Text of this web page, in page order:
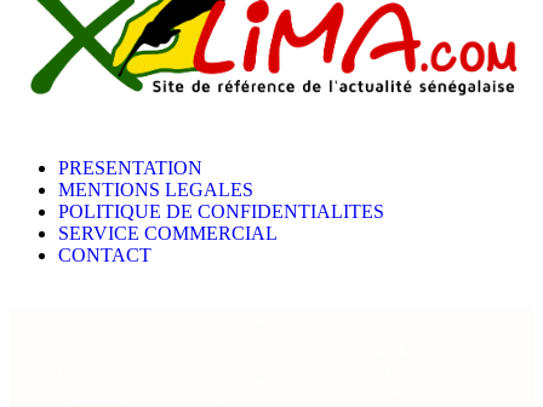
PRESENTATION
MENTIONS LEGALES
POLITIQUE DE CONFIDENTIALITES
SERVICE COMMERCIAL
CONTACT